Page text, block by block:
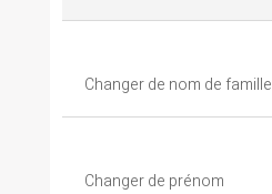
Changer de nom de famille
Changer de prénom